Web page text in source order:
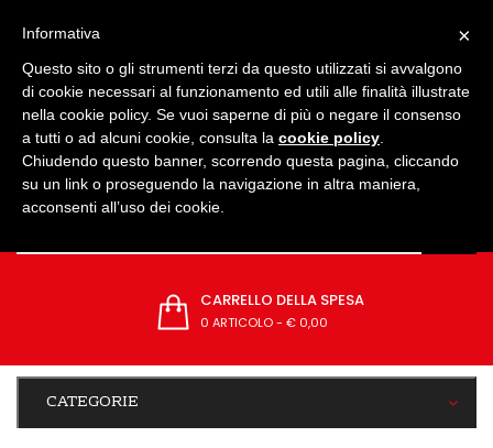
CARRELLO DELLA SPESA
0 ARTICOLO- € 0,00
CATEGORIE
×
Informativa
Questo sito o gli strumenti terzi da questo utilizzati si avvalgono
di cookie necessari al funzionamento ed utili alle finalità illustrate
nella cookie policy. Se vuoi saperne di più o negare il consenso
a tutti o ad alcuni cookie, consulta la cookie policy
Chiudendo questo banner, scorrendo questa pagina, cliccando
su un link o proseguendo la navigazione in altra maniera,
acconsenti all’uso dei cookie.